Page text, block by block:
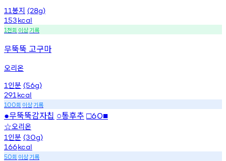
11봉지 (28g)
153kcal
1천회 이상기록
무뚝뚝 고구마
오리온
1 인분 (56g)
291 kcal
100회 이상기록
●무뚝뚝감자칩 ○통후추 □60■
☆오리온
1 인분 (30g)
166kcal
50회 이상기록